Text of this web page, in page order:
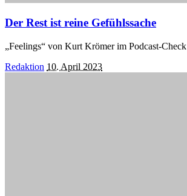
Der Rest ist reine Gefühlssache
„Feelings“ von Kurt Krömer im Podcast-Check
Posted
Redaktion 10. April 2023